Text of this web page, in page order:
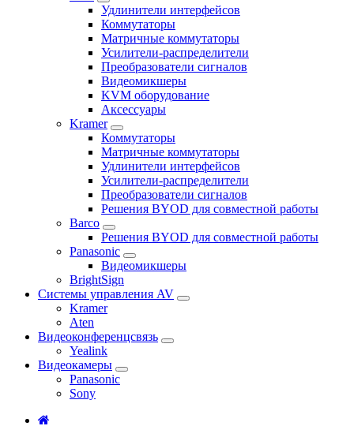
Удлинители интерфейсов
Коммутаторы
Матричные коммутаторы
Усилители-распределители
Преобразователи сигналов
Видеомикшеры
KVM оборудование
Аксессуары
Kramer
Коммутаторы
Матричные коммутаторы
Удлинители интерфейсов
Усилители-распределители
Преобразователи сигналов
Решения BYOD для совместной работы
Barco
Решения BYOD для совместной работы
Panasonic
Видеомикшеры
BrightSign
Системы управления AV
Kramer
Aten
Видеоконференцсвязь
Yealink
Видеокамеры
Panasonic
Sony